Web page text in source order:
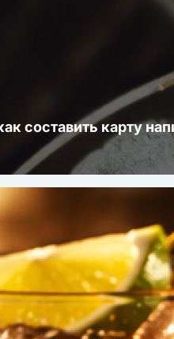
составить карту